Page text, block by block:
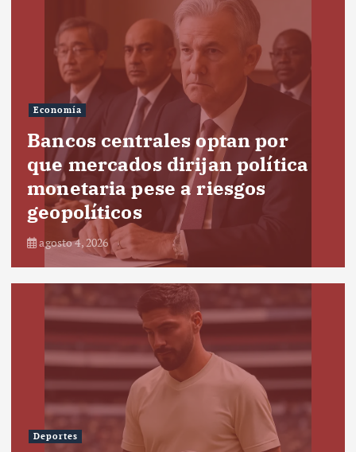
Economía
Bancos centrales optan por
que mercados dirijan política
monetaria pese a riesgos
geopolíticos
agosto 4, 2026
Deportes